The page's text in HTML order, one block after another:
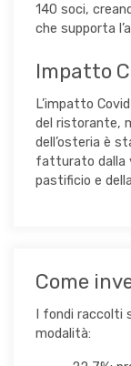
140 soci,
che supporta
Impatto
L’impatto
del ristorante,
dell’osteria è
fatturato dalla
pastificio e
Come
I fondi raccolti
modalità: